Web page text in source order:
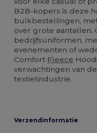
B2B-kopers is deze
bulkbestellingen,
over grote aantallen.
bedrijfsuniformen,
evenementen of
Comfort Fleece
verwachtingen van
textielindustrie.
Verzendinformatie